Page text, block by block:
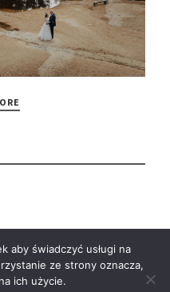
aby świadczyć usługi na
ze strony oznacza,
ich użycie.